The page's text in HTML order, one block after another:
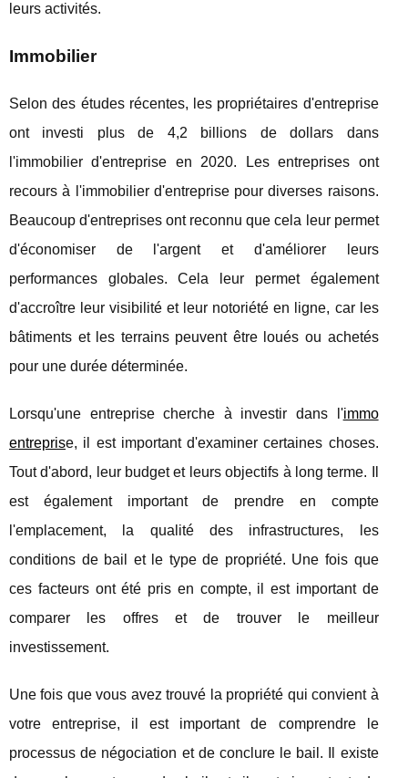
leurs activités.
Immobilier
Selon des études récentes, les propriétaires d'entreprise
ont investi plus de 4,2 billions de dollars dans
l'immobilier d'entreprise en 2020. Les entreprises ont
recours à l'immobilier d'entreprise pour diverses raisons.
Beaucoup d'entreprises ont reconnu que cela leur permet
d'économiser de l'argent et d'améliorer leurs
performances globales. Cela leur permet également
d'accroître leur visibilité et leur notoriété en ligne, car les
bâtiments et les terrains peuvent être loués ou achetés
pour une durée déterminée.
Lorsqu'une entreprise cherche à investir dans l'immo
entreprise, il est important d'examiner certaines choses.
Tout d'abord, leur budget et leurs objectifs à long terme. Il
est également important de prendre en compte
l'emplacement, la qualité des infrastructures, les
conditions de bail et le type de propriété. Une fois que
ces facteurs ont été pris en compte, il est important de
comparer les offres et de trouver le meilleur
investissement.
Une fois que vous avez trouvé la propriété qui convient à
votre entreprise, il est important de comprendre le
processus de négociation et de conclure le bail. Il existe